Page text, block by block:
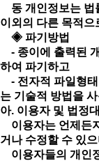
동 개인정보는 법
이외의 다른 목적
◈ 파기방법
- 종이에 출력된
하여 파기하고
- 전자적 파일형태
는 기술적 방법을
아. 이용자 및 법정
이용자는 언제든
거나 수정할 수 있
이용자들의 개인